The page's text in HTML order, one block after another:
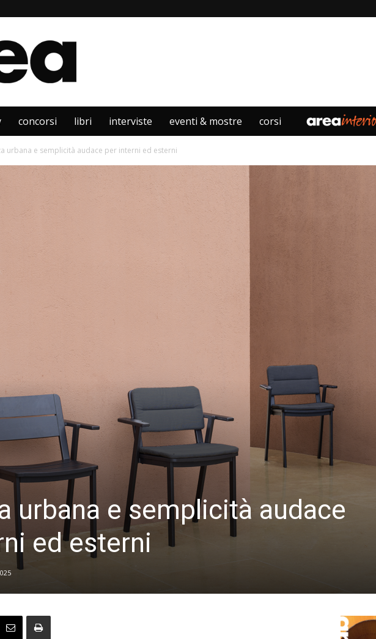
concorsi libri interviste eventi & mostre corsi
urbana e semplicità audace per interni ed esterni
urbana e semplicità audace
ed esterni